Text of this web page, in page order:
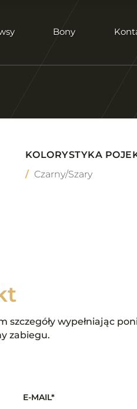
Bony
KOLORYSTYKA
Czarny/Szary
wypełniając
zabiegu.
E-MAIL*